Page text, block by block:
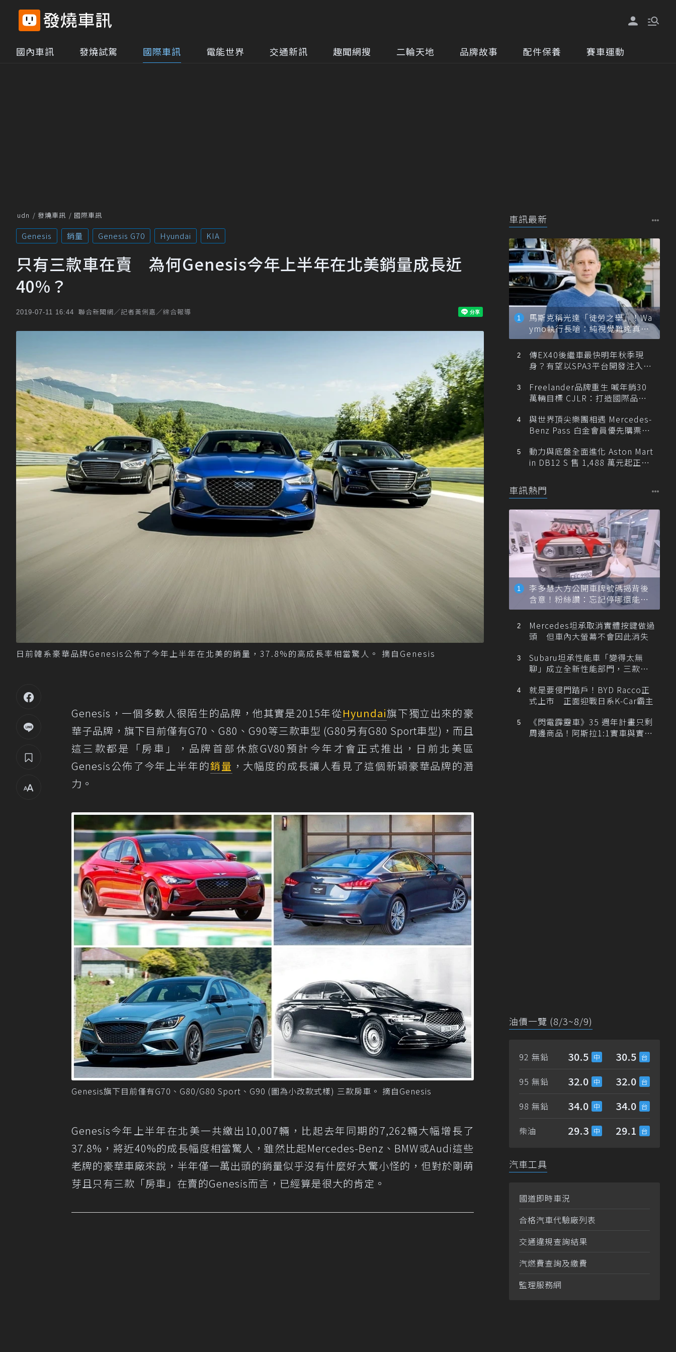
國內車訊 發燒試駕 國際車訊 電能世界 交通新訊 趣聞網搜 二輪天地 品牌故事 配件保養 賽車運動
udn 發燒車訊 國際車訊
Genesis 銷量 Genesis G70 Hyundai KIA
只有三款車在賣 為何Genesis今年上半年在北美銷量成長近
40%？
2019-07-11 16:44 聯合新聞網／記者黃俐嘉／綜合報導
日前韓系豪華品牌Genesis公佈了今年上半年在北美的銷量，37.8%的高成長率相當驚人。 摘自Genesis
Genesis，一個多數人很陌生的品牌，他其實是2015年從Hyundai旗下獨立出來的豪
華子品牌，旗下目前僅有G70、G80、G90等三款車型 (G80另有G80 Sport車型)，而且
這三款都是「房車」，品牌首部休旅GV80預計今年才會正式推出，日前北美區
Genesis公佈了今年上半年的銷量 ，大幅度的成長讓人看見了這個新穎豪華品牌的潛
力。
Genesis旗下目前僅有G70、G80/G80 Sport、G90 (圖為小改款式樣) 三款房車。 摘自Genesis
Genesis今年上半年在北美一共繳出10,007輛，比起去年同期的7,262輛大幅增長了
37.8%，將近40%的成長幅度相當驚人，雖然比起Mercedes-Benz、BMW或Audi這些
老牌的豪華車廠來說，半年僅一萬出頭的銷量似乎沒有什麼好大驚小怪的，但對於剛萌
芽且只有三款「房車」在賣的Genesis而言，已經算是很大的肯定。
車訊最新
馬斯克稱光達「徒勞之舉」！Wa
ymo執行長嗆：純視覺難達真正
自動駕駛
傳EX40後繼車最快明年秋季現
身？有望以SPA3平台開發注入80
Freelander品牌重生 喊年銷30
萬輛目標 CJLR：打造國際品牌
與世界頂尖樂團相遇 Mercedes-
Benz Pass 白金會員優先購票維
動力與底盤全面進化 Aston Mart
in DB12 S 售 1,488 萬元起正式
車訊熱門
李多慧大方公開車牌號碼揭背後
含意！粉絲讚：忘記停哪還能幫
忙找車
Mercedes坦承取消實體按鍵做過
頭 但車內大螢幕不會因此消失
Subaru坦承性能車「變得太無
聊」成立全新性能部門，三款手
就是要侵門踏戶！BYD Racco正
式上市 正面迎戰日系K-Car霸主
《閃電霹靂車》35 週年計畫只剩
周邊商品！阿斯拉1:1實車與實體
油價一覽 (8/3~8/9)
92 無鉛 30.5 30.5
95 無鉛 32.0 32.0
98 無鉛 34.0 34.0
柴油 29.3 29.1
汽車工具
國道即時車況
合格汽車代驗廠列表
交通違規查詢結果
汽燃費查詢及繳費
監理服務網